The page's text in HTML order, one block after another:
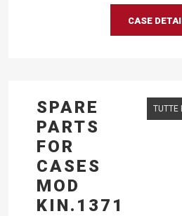
CASE
SPARE
PARTS
FOR
CASES
MOD
KIN.1371